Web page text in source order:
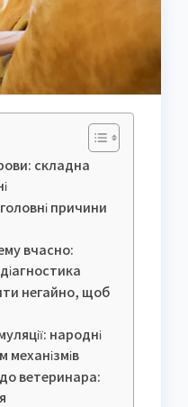
складна
причини
вчасно:
негайно, щоб
народні
механізмів
ветеринара: